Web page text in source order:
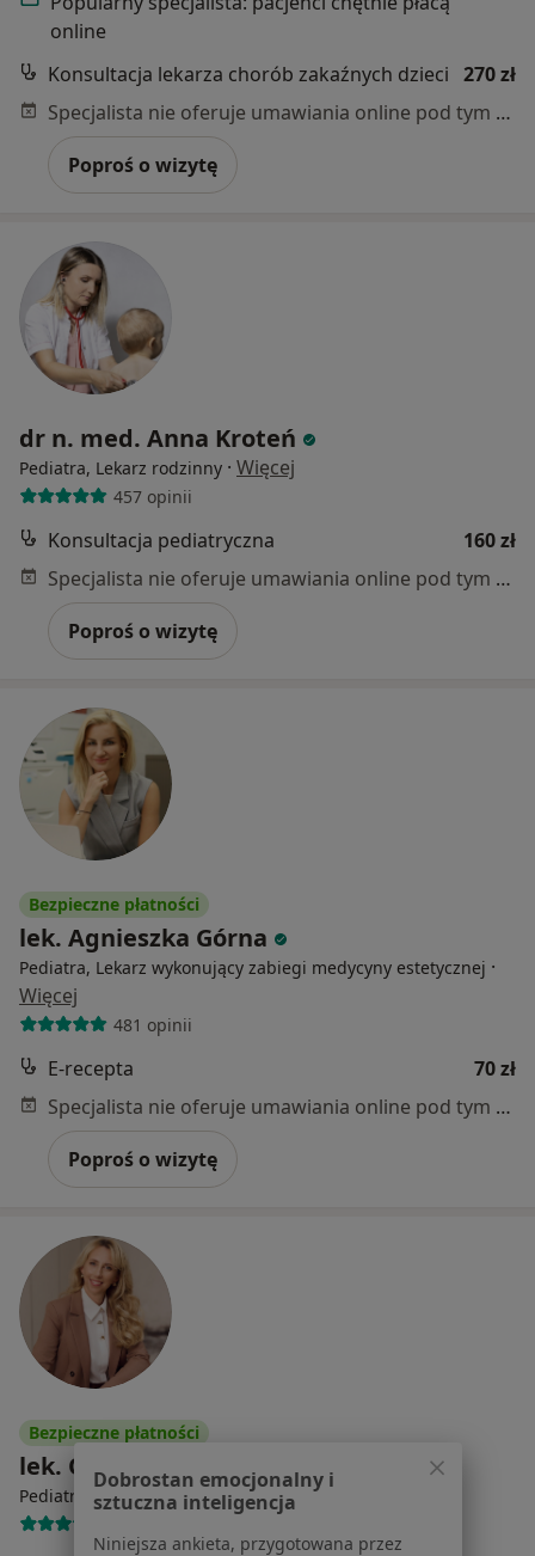
online
Konsultacja lekarza chorób zakaźnych dzieci 270 zł
Specjalista nie oferuje umawiania online pod tym adresem.
Poproś o wizytę
dr n. med. Anna Kroteń
Pediatra, Lekarz rodzinny · Więcej
457 opinii
Konsultacja pediatryczna
160 zł
Specjalista nie oferuje umawiania online pod tym adresem.
Poproś o wizytę
Bezpieczne płatności
lek. Agnieszka Górna
Pediatra, Lekarz wykonujący zabiegi medycyny estetycznej ·
Więcej
481 opinii
E-recepta
70 zł
Specjalista nie oferuje umawiania online pod tym adresem.
Poproś o wizytę
Bezpieczne płatności
lek. Olga Barańska
Pediatra ·Więcej
Dobrostan emocjonalny i
sztuczna inteligencja
Niniejsza ankieta, przygotowana przez